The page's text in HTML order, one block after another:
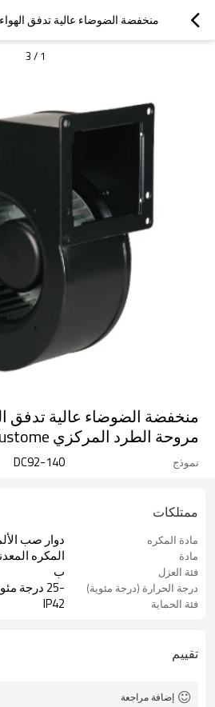
1
/
3
منخفضة الضوضاء عالية تدفق
مروحة الطرد المركزي Φ140 Custome
نموذج DC92-140
ممتلكات
مادة المكره دوار صب
مادة المكره
فئة العزل ب
درجة الحرارة (درجة مئوية) -25 درجة مئوية / + 60 درجة مئوية
فئة الحماية IP42
تقييم
إضافة مراجعة